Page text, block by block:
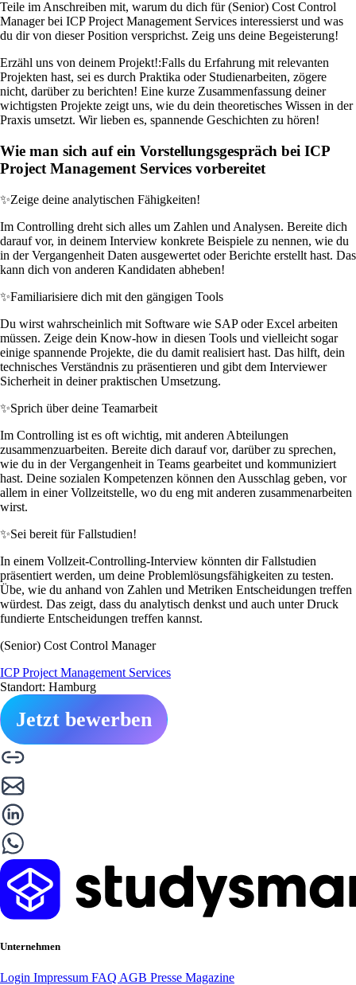
Teile im Anschreiben mit, warum du dich für (Senior) Cost Control
Manager bei ICP Project Management Services interessierst und was
du dir von dieser Position versprichst. Zeig uns deine Begeisterung!
Erzähl uns von deinem Projekt!:Falls du Erfahrung mit relevanten
Projekten hast, sei es durch Praktika oder Studienarbeiten, zögere
nicht, darüber zu berichten! Eine kurze Zusammenfassung deiner
wichtigsten Projekte zeigt uns, wie du dein theoretisches Wissen in der
Praxis umsetzt. Wir lieben es, spannende Geschichten zu hören!
Wie man sich auf ein Vorstellungsgespräch bei ICP
Project Management Services vorbereitet
✨Zeige deine analytischen Fähigkeiten!
Im Controlling dreht sich alles um Zahlen und Analysen. Bereite dich
darauf vor, in deinem Interview konkrete Beispiele zu nennen, wie du
in der Vergangenheit Daten ausgewertet oder Berichte erstellt hast. Das
kann dich von anderen Kandidaten abheben!
✨Familiarisiere dich mit den gängigen Tools
Du wirst wahrscheinlich mit Software wie SAP oder Excel arbeiten
müssen. Zeige dein Know-how in diesen Tools und vielleicht sogar
einige spannende Projekte, die du damit realisiert hast. Das hilft, dein
technisches Verständnis zu präsentieren und gibt dem Interviewer
Sicherheit in deiner praktischen Umsetzung.
✨Sprich über deine Teamarbeit
Im Controlling ist es oft wichtig, mit anderen Abteilungen
zusammenzuarbeiten. Bereite dich darauf vor, darüber zu sprechen,
wie du in der Vergangenheit in Teams gearbeitet und kommuniziert
hast. Deine sozialen Kompetenzen können den Ausschlag geben, vor
allem in einer Vollzeitstelle, wo du eng mit anderen zusammenarbeiten
wirst.
✨Sei bereit für Fallstudien!
In einem Vollzeit-Controlling-Interview könnten dir Fallstudien
präsentiert werden, um deine Problemlösungsfähigkeiten zu testen.
Übe, wie du anhand von Zahlen und Metriken Entscheidungen treffen
würdest. Das zeigt, dass du analytisch denkst und auch unter Druck
fundierte Entscheidungen treffen kannst.
(Senior) Cost Control Manager
ICP Project Management Services
Standort: Hamburg
Jetzt bewerben
Unternehmen
Login Impressum FAQ AGB Presse Magazine